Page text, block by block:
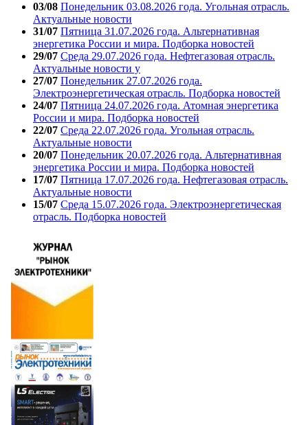
03/08 Понедельник 03.08.2026 года. Угольная отрасль.
Актуальные новости
31/07 Пятница 31.07.2026 года. Альтернативная
энергетика России и мира. Подборка новостей
29/07 Среда 29.07.2026 года. Нефтегазовая отрасль.
Актуальные новости у
27/07 Понедельник 27.07.2026 года.
Электроэнергетическая отрасль. Подборка новостей
24/07 Пятница 24.07.2026 года. Атомная энергетика
России и мира. Подборка новостей
22/07 Среда 22.07.2026 года. Угольная отрасль.
Актуальные новости
20/07 Понедельник 20.07.2026 года. Альтернативная
энергетика России и мира. Подборка новостей
17/07 Пятница 17.07.2026 года. Нефтегазовая отрасль.
Актуальные новости
15/07 Среда 15.07.2026 года. Электроэнергетическая
отрасль. Подборка новостей